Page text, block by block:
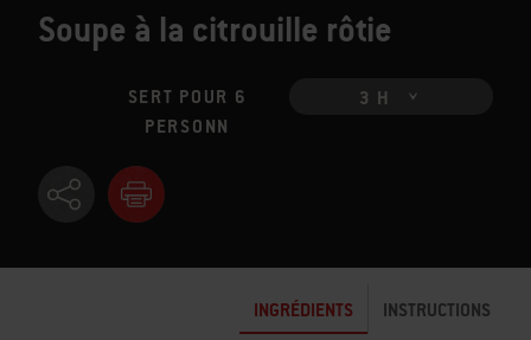
Soupe à la citrouille rôtie
SERT POUR 6
PERSONN
3 H
INGRÉDIENTS INSTRUCTIONS